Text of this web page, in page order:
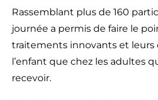
Rassemblant plus de 160
journée a permis de faire le
traitements innovants et leurs
l’enfant que chez les adultes
recevoir.